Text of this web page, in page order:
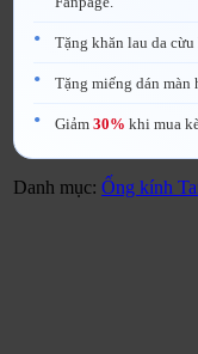
Tặng khăn lau da
Tặng miếng dán màn
Giảm 30% khi mua
Danh mục: Ống kính